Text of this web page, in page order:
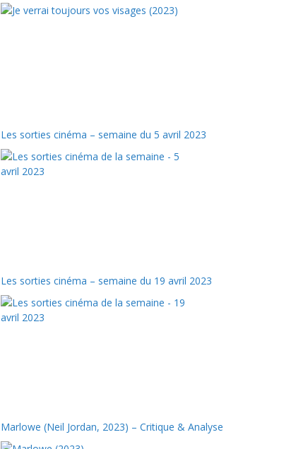
Les sorties cinéma – semaine du 5 avril 2023
Les sorties cinéma – semaine du 19 avril 2023
Marlowe (Neil Jordan, 2023) – Critique & Analyse